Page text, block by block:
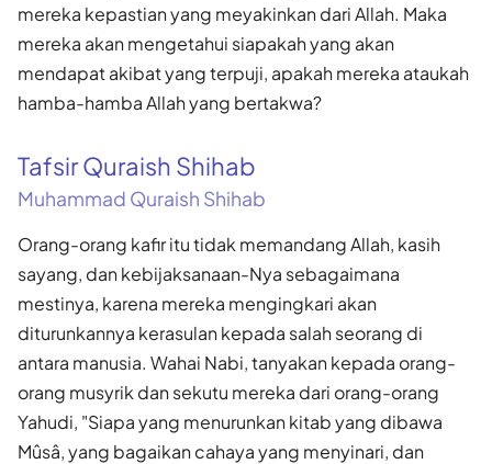
mereka kepastian yang meyakin­kan dari Allah. Maka
mereka akan mengetahui siapakah yang akan
mendapat akibat yang terpuji, apakah mereka ataukah
hamba-hamba Allah yang bertakwa?
Tafsir Quraish Shihab
Muhammad Quraish Shihab
Orang-orang kafir itu tidak memandang Allah, kasih
sayang, dan kebijaksanaan-Nya sebagaimana
mestinya, karena mereka mengingkari akan
diturunkannya kerasulan kepada salah seorang di
antara manusia. Wahai Nabi, tanyakan kepada orang-
orang musyrik dan sekutu mereka dari orang-orang
Yahudi, "Siapa yang menurunkan kitab yang dibawa
Mûsâ, yang bagaikan cahaya yang menyinari, dan